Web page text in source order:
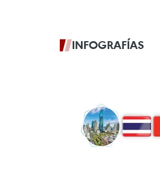
INFOGRAFÍAS